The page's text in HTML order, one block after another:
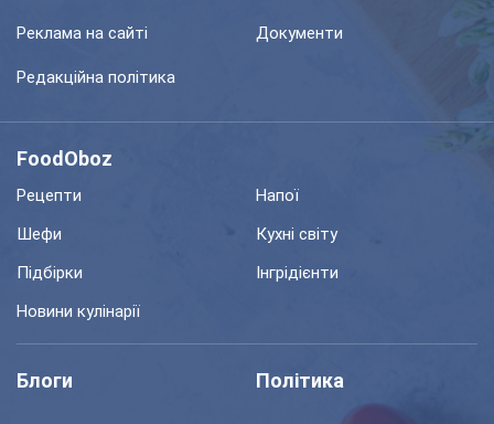
Реклама на сайті Документи
Редакційна політика
FoodOboz
Рецепти
Напої
Шефи
Кухні світу
Підбірки
Інгрідієнти
Новини кулінарії
Блоги Політика